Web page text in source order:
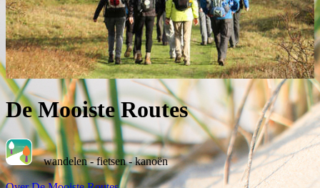
De Mooiste Routes
wandelen - fietsen - kanoën